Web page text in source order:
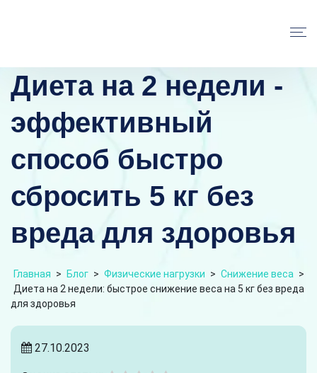
Диета на 2 недели -
эффективный
способ быстро
сбросить 5 кг без
вреда для здоровья
Главная > Блог > Физические нагрузки > Снижение веса >
Диета на 2 недели: быстрое снижение веса на 5 кг без вреда
для здоровья
27.10.2023